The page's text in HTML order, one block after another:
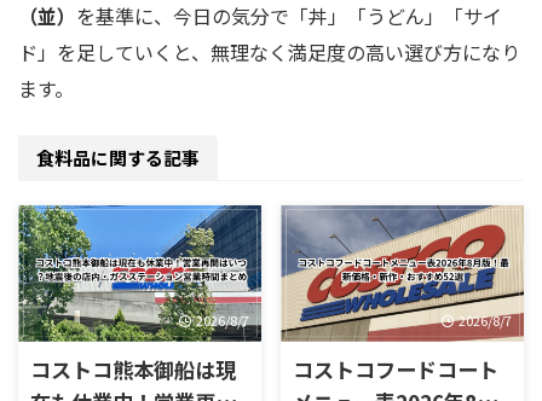
（並） を基準に、今日の気分で「丼」「うどん」「サイ
ド」を足していくと、無理なく満足度の高い選び方になり
ます。
食料品に関する記事
2026/8/7
コストコ熊本御船は現
2026/8/7
コストコフードコート